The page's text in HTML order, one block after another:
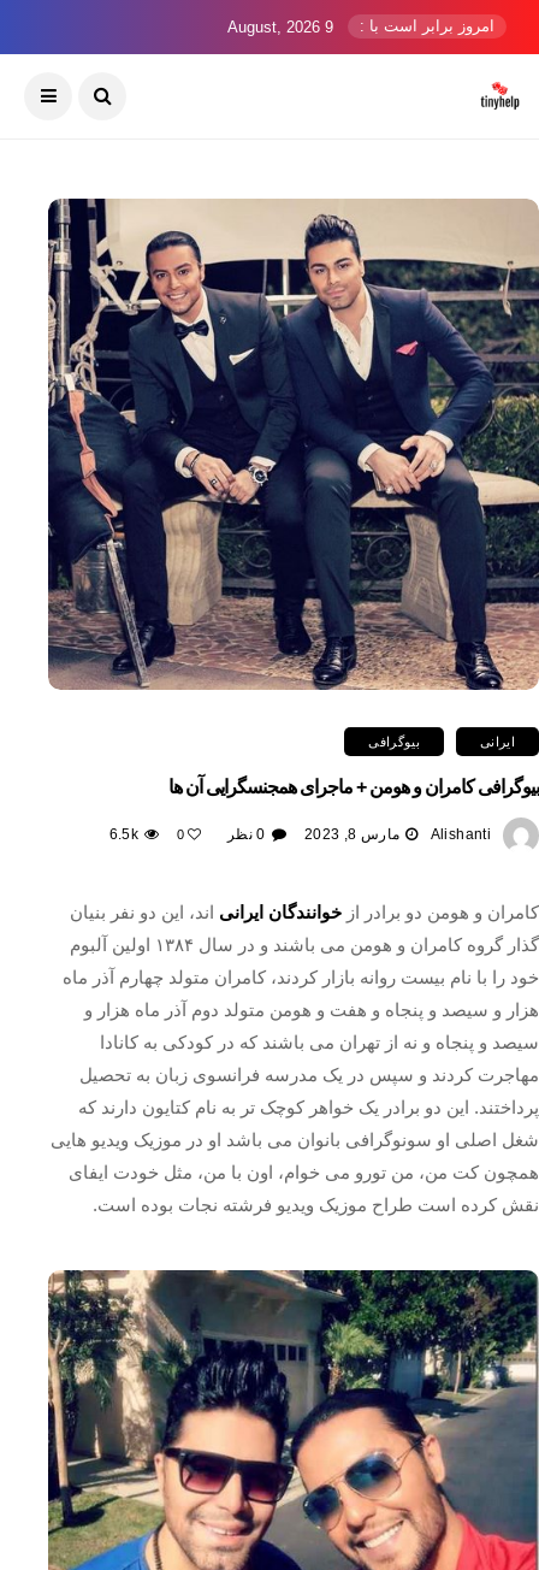
امروز برابر است با : 9 August, 2026
ایرانی بیوگرافی
بیوگرافی کامران و هومن + ماجرای همجنسگرایی آن ها
Alishanti مارس 8, 2023 0 نظر 0
6.5k
کامران و هومن دو برادر از خوانندگان ایرانی اند، این دو نفر بنیان
گذار گروه کامران و هومن می باشند و در سال ۱۳۸۴ اولین آلبوم
خود را با نام بیست روانه بازار کردند، کامران متولد چهارم آذر ماه
هزار و سیصد و پنجاه و هفت و هومن متولد دوم آذر ماه هزار و
سیصد و پنجاه و نه از تهران می باشند که در کودکی به کانادا
مهاجرت کردند و سپس در یک مدرسه فرانسوی زبان به تحصیل
پرداختند. این دو برادر یک خواهر کوچک تر به نام کتایون دارند که
شغل اصلی او سونوگرافی بانوان می باشد او در موزیک ویدیو هایی
همچون کت من، من تورو می خوام، اون با من، مثل خودت ایفای
نقش کرده است طراح موزیک ویدیو فرشته نجات بوده است.